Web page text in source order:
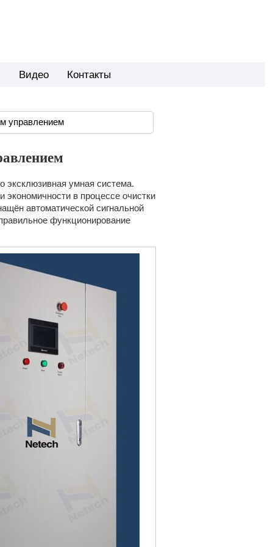
Видео Контакты
управлением
эксклюзивная умная система.
экономичности в процессе очистки
автоматической сигнальной
функционирование